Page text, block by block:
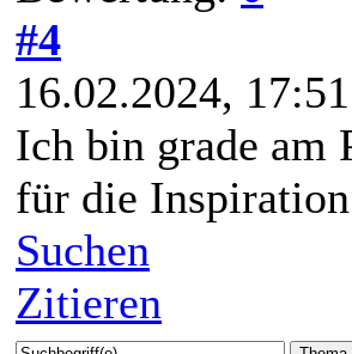
#4
16.02.2024, 17:51
Ich bin grade am
für die
Suchen
Zitieren